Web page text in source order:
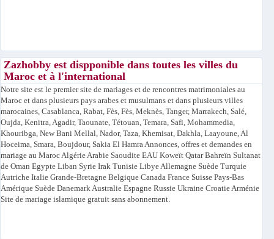
Zazhobby est dispponible dans toutes les villes du
Maroc et à l'international
Notre site est le premier site de mariages et de rencontres matrimoniales au
Maroc et dans plusieurs pays arabes et musulmans et dans plusieurs villes
marocaines, Casablanca, Rabat, Fès, Fès, Meknès, Tanger, Marrakech, Salé,
Oujda, Kenitra, Agadir, Taounate, Tétouan, Temara, Safi, Mohammedia,
Khouribga, New Bani Mellal, Nador, Taza, Khemisat, Dakhla, Laayoune, Al
Hoceima, Smara, Boujdour, Sakia El Hamra Annonces, offres et demandes en
mariage au Maroc Algérie Arabie Saoudite EAU Koweït Qatar Bahreïn Sultanat
de Oman Egypte Liban Syrie Irak Tunisie Libye Allemagne Suède Turquie
Autriche Italie Grande-Bretagne Belgique Canada France Suisse Pays-Bas
Amérique Suède Danemark Australie Espagne Russie Ukraine Croatie Arménie
Site de mariage islamique gratuit sans abonnement.